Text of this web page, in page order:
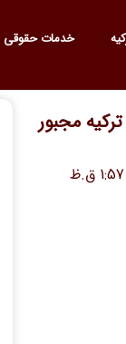
خدمات حقوقی
مجبور
1:57 ق.ظ